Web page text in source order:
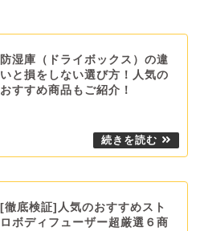
防湿庫（ドライボックス）の違
いと損をしない選び方！人気の
おすすめ商品もご紹介！
[徹底検証]人気のおすすめスト
ロボディフューザー超厳選６商